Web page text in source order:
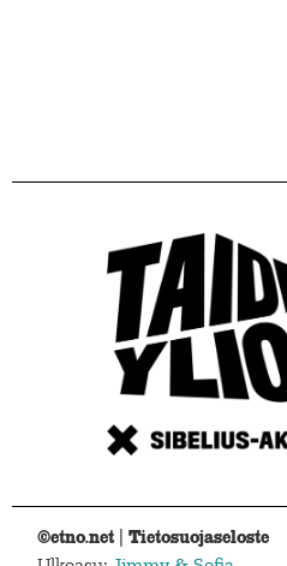
©etno.net |Tietosuojaseloste